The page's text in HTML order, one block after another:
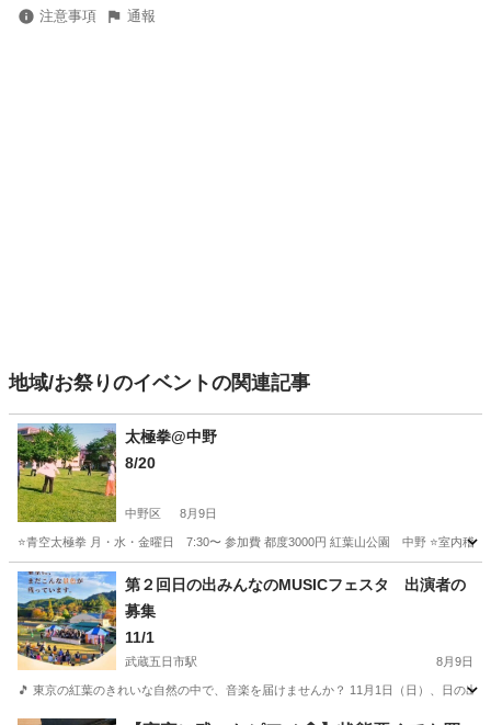
注意事項 通報
地域/お祭りのイベントの関連記事
太極拳@中野
8/20
中野区 8月9日
⭐️青空太極拳 月・水・金曜日 7:30〜 参加費 都度3000円 紅葉山公園 中野 ⭐️室内
東京 中野区 地域/お祭り
第２回日の出みんなのMUSICフェスタ 出演者の
募集
11/1
武蔵五日市駅 8月9日
🎵 東京の紅葉のきれいな自然の中で、音楽を届けませんか？ 11月1日（日）、日の